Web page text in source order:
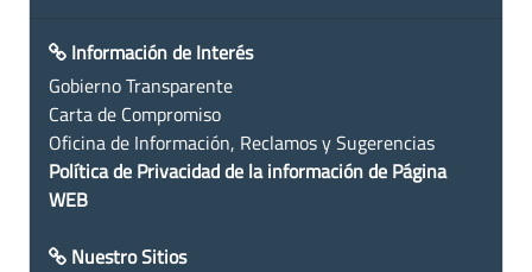
Información de Interés
Gobierno Transparente
Carta de Compromiso
Oficina de Información, Reclamos y Sugerencias
Política de Privacidad de la información de Página
WEB
Nuestro Sitios